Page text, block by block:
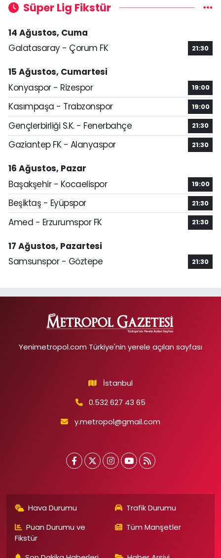
Süper Lig Fikstür
14 Ağustos, Cuma
Galatasaray - Çorum FK
21:30
15 Ağustos, Cumartesi
Konyaspor - Rizespor
19:00
Kasımpaşa - Trabzonspor 19:00
Gençlerbirliği S.K. - Fenerbahçe 21:30
Gaziantep FK - Alanyaspor 21:30
16 Ağustos, Pazar
Başakşehir - Kocaelispor
19:00
Beşiktaş - Eyüpspor 21:30
Amed - Erzurumspor FK 21:30
17 Ağustos, Pazartesi
Samsunspor - Göztepe
21:30
Yenimetropol.com Türkiye'nin yerele açılan sayfası
İstanbul
0.532 627 43 65
y.metropol@gmail.com
Hava Durumu
Trafik Durumu
Puan Durumu ve
Fikstür
Tüm Manşetler